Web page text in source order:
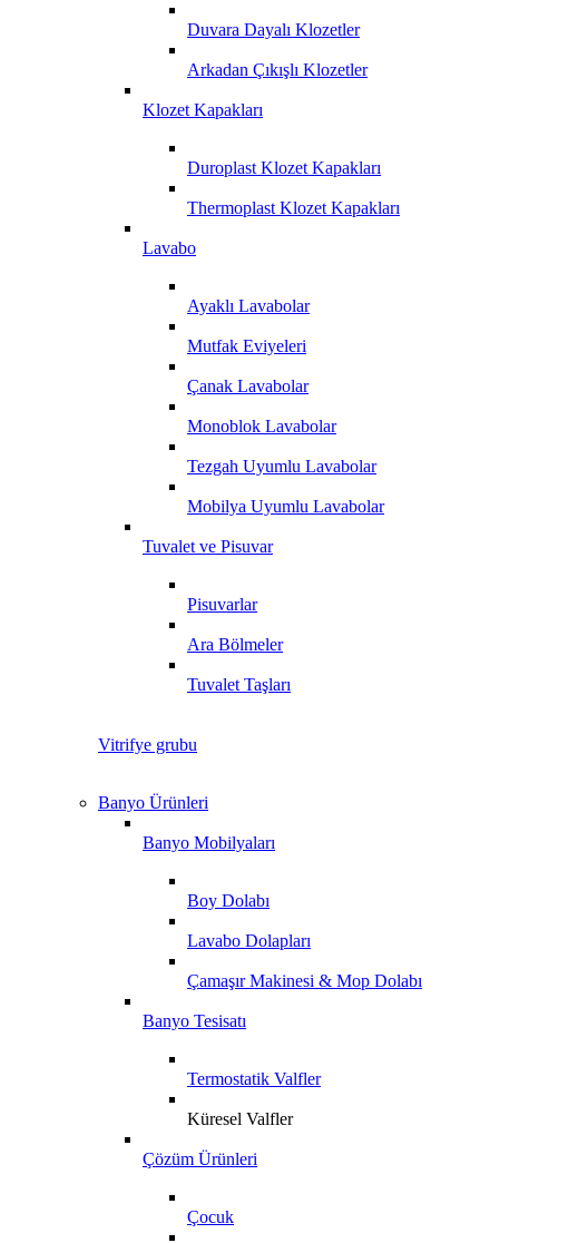
Duvara Dayalı Klozetler
Arkadan Çıkışlı Klozetler
Klozet Kapakları
Duroplast Klozet Kapakları
Thermoplast Klozet Kapakları
Lavabo
Ayaklı Lavabolar
Mutfak Eviyeleri
Çanak Lavabolar
Monoblok Lavabolar
Tezgah Uyumlu Lavabolar
Mobilya Uyumlu Lavabolar
Tuvalet ve Pisuvar
Pisuvarlar
Ara Bölmeler
Tuvalet Taşları
Vitrifye grubu
Banyo Ürünleri
Banyo Mobilyaları
Boy Dolabı
Lavabo Dolapları
Çamaşır Makinesi & Mop Dolabı
Banyo Tesisatı
Termostatik Valfler
Küresel Valfler
Çözüm Ürünleri
Çocuk